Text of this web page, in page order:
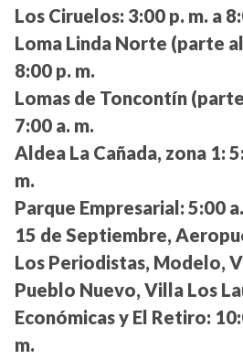
Los Ciruelos: 3:00 p. m. a
Loma Linda Norte (parte
8:00 p. m.
Lomas de Toncontín
7:00 a. m.
Aldea La Cañada, zona 1:
m.
Parque Empresarial: 5:00
15 de Septiembre,
Los Periodistas, Modelo,
Pueblo Nuevo, Villa Los
Económicas y El Retiro:
m.